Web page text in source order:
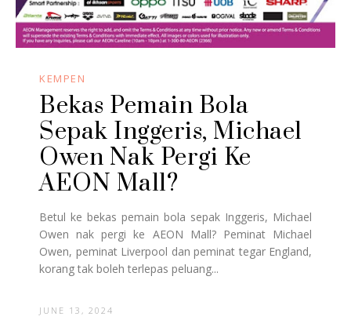
KEMPEN
Bekas Pemain Bola
Sepak Inggeris, Michael
Owen Nak Pergi Ke
AEON Mall?
Betul ke bekas pemain bola sepak Inggeris, Michael
Owen nak pergi ke AEON Mall? Peminat Michael
Owen, peminat Liverpool dan peminat tegar England,
korang tak boleh terlepas peluang...
JUNE 13, 2024